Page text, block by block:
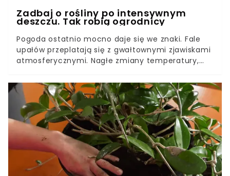
Zadbaj o rośliny po intensywnym
deszczu. Tak robią ogrodnicy
Pogoda ostatnio mocno daje się we znaki. Fale
upałów przeplatają się z gwałtownymi zjawiskami
atmosferycznymi. Nagłe zmiany temperatury,
gradobicia - to wszystko odbija się na naszych
uprawach.Rośliny muszą sobie radzić z
uszkodzeniami mechanicznymi i
chorobotwórczymi patogenami. Można jednak je
wesprzeć po ulewach i nawałnicach, stosując
prosty nawóz wzmacniający. Jak go
przygotować?